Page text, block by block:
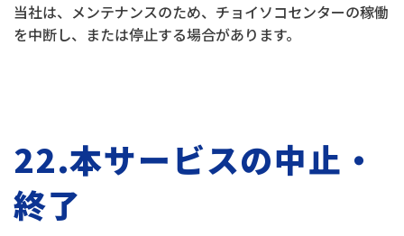
当社は、メンテナンスのため、チョイソコセンターの稼働
を中断し、または停止する場合があります。
22.本サービスの中止・
終了